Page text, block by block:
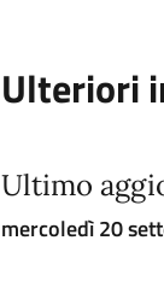
Ulteriori
Ultimo
mercoledì 20